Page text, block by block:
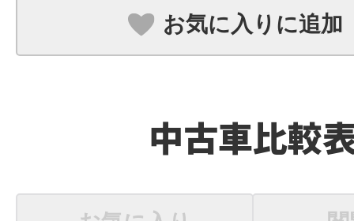
お気に入りに追加
中古車比較